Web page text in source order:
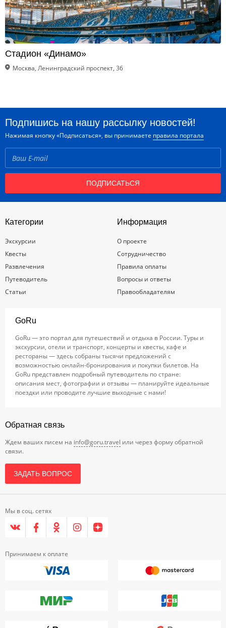
Стадион «Динамо»
Москва, Ленинградский проспект, 36
Подпишись на нашу рассылку новостей!
Нажимая кнопку «Подписаться», вы принимаете правила портала
ПОДПИСАТЬСЯ
Категории
Экскурсии
Квесты
Развлечения
Путеводитель
Статьи
Информация
О проекте
Сотрудничество
Правила оплаты
Вопросы и ответы
Правообладателям
GoRu
GoRu — это портал для путешествий и отдыха в России. Туры и
экскурсии, отели и транспорт, концерты и квесты, кафе и
рестораны — здесь собраны тысячи предложений с
возможностью онлайн-бронирования и покупки билетов. На
GoRu представлен подробный путеводитель по стране:
описания мест, фотографии и отзывы — планируйте идеальные
поездки или проводите лучшие выходные с нами!
Обратная связь
Ждем ваших писем на info@goru.travel или через форму обратной
связи.
ЗАДАТЬ ВОПРОС
Мы в соц. сетях
Принимаем к оплате